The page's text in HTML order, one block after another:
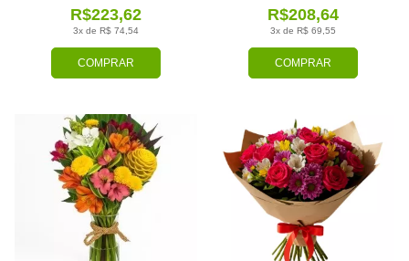
COMPRAR
3x de R$ 74,54
R$223,62
COMPRAR
3x de R$ 69,55
R$208,64